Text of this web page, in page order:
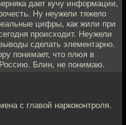
дает кучу информации,
Ну неужели тяжело
цифры, как жили при
происходит. Неужели
сделать элементарно.
понимает, что плюя в
Блин, не понимаю.
с главой наркоконтроля.